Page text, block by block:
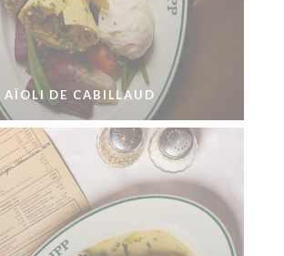
AÏOLI DE CABILLAUD